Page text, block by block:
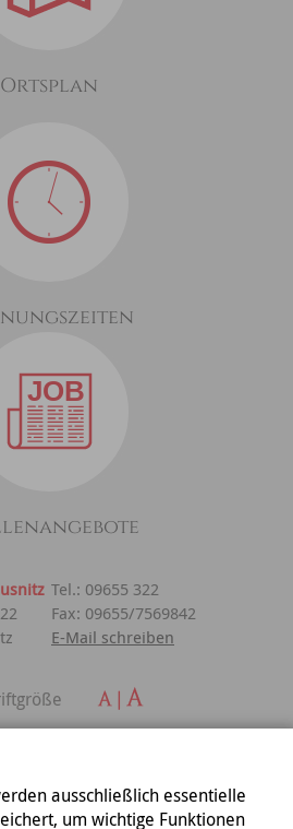
Ortsplan
Tel.: 09655 322
Fax: 09655/7569842
E-Mail schreiben
ausschließlich essentielle
um wichtige Funktionen